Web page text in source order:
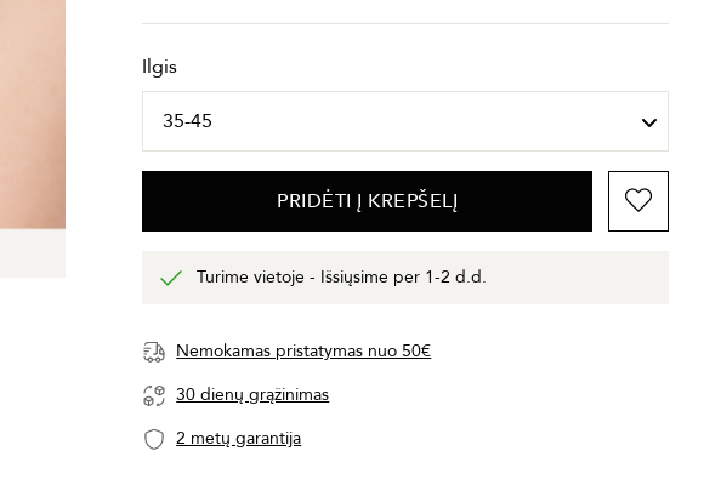
Ilgis
PRIDĖTI Į KREPŠELĮ
Turime vietoje - Išsiųsime per 1-2 d.d.
Nemokamas pristatymas nuo 50€
30 dienų grąžinimas
2 metų garantija